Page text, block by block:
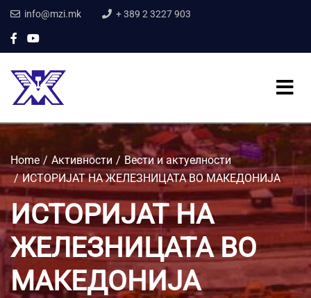
info@mzi.mk + 389 2 3227 903
Home Активности
Вести и актуелности
ИСТОРИЈАТ НА ЖЕЛЕЗНИЦАТА ВО МАКЕДОНИЈА
ИСТОРИЈАТ НА
ЖЕЛЕЗНИЦАТА ВО
МАКЕДОНИЈА